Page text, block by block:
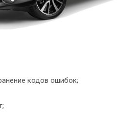
кодов ошибок;